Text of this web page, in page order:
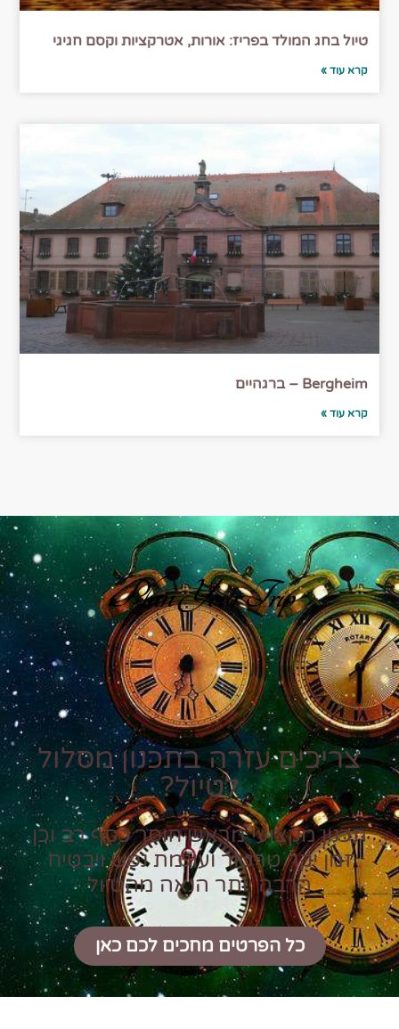
טיול בחג המולד בפריז: אורות, אטרקציות וקסם חגיגי
קרא עוד »
Bergheim – ברגהיים
קרא עוד »
Plan Your Trip
צריכים עזרה בתכנון מסלול
לטיול?
תכנון מקצועי מראש חוסך כסף רב וכן
זמן יקר טרטור ועוגמת נפש ויבטיח
הרבה יותר הנאה מהטיול
כל הפרטים מחכים לכם כאן